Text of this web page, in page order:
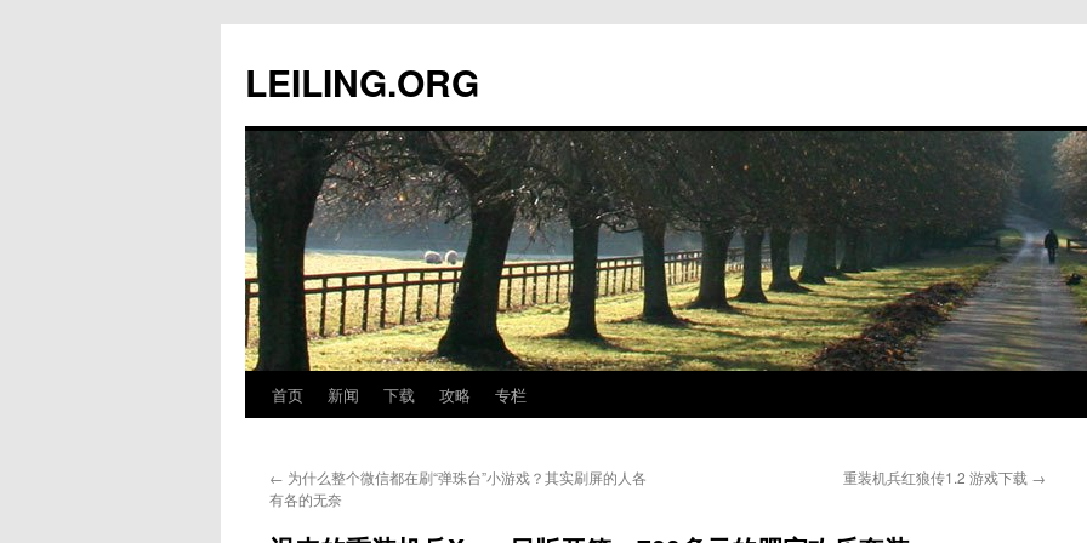
文
LEILING.ORG
首页 新闻 下载 攻略 专栏
← 为什么整个微信都在刷“弹珠台”小游戏？其实刷屏的人各
有各的无奈
重装机兵红狼传1.2 游戏下载 →